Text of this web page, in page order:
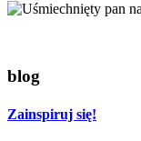
blog
Zainspiruj się!